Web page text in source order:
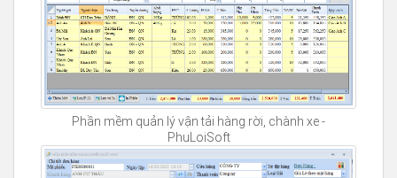
Phần mềm quản lý vận tải hàng rời, chành xe -
PhuLoiSoft